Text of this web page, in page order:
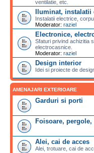
ventilatie, etc.
Iluminat, instalatii
Instalatii electrice,
Moderator: raziel
Electronice,
Sfaturi privind achizitia
electrocasnice.
Moderator: raziel
Design interior
Idei si proiecte de
AMENAJARI EXTERIOARE
Garduri si porti
Foisoare,
Alei, cai de acces
Alei, trotuare, cai de